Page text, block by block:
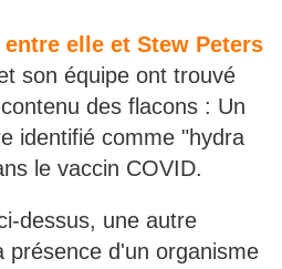
elle et Stew Peters
son équipe ont trouvé
des flacons : Un
identifié comme "hydra
le vaccin COVID.
dessus, une autre
présence d'un organisme